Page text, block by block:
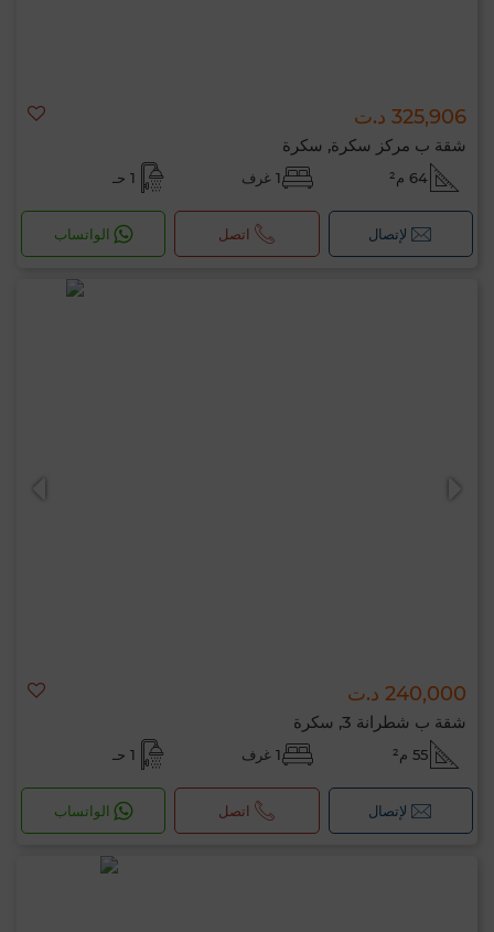
325,906 د.ت
شقة ب مركز سكرة, سكرة
64 م² 1 غرف 1 حـ
لإتصال اتصل الواتساب
240,000 د.ت
شقة ب شطرانة 3, سكرة
55 م² 1 غرف 1 حـ
لإتصال اتصل الواتساب